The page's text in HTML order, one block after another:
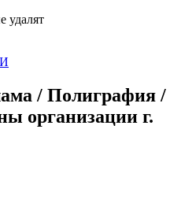
удалят
/ Полиграфия /
организации г.